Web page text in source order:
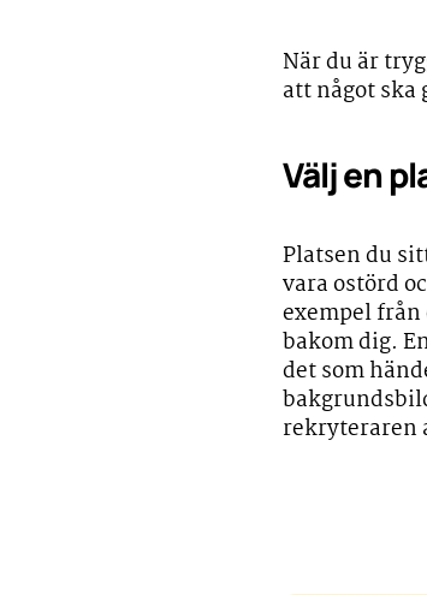
När du är
att något ska
Välj en
Platsen du
vara ostörd
exempel från
bakom dig.
det som
rekryteraren